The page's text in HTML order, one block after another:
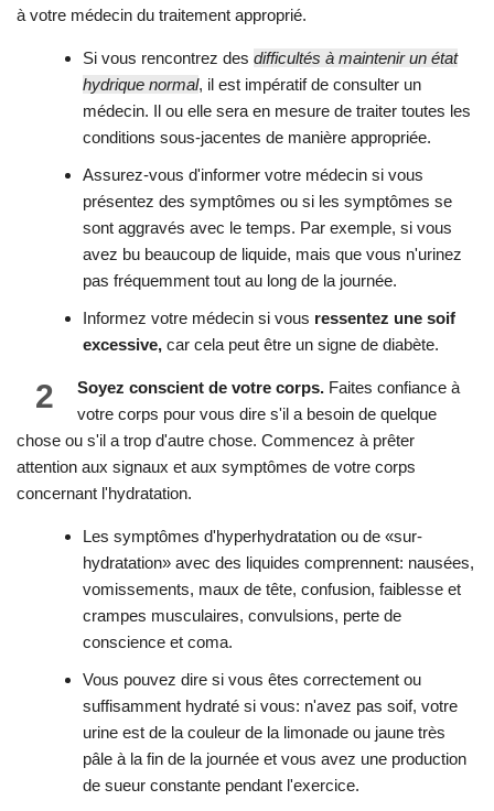
à votre médecin du traitement approprié.
Si vous rencontrez des difficultés à maintenir un état
hydrique normal, il est impératif de consulter un
médecin. Il ou elle sera en mesure de traiter toutes les
conditions sous-jacentes de manière appropriée.
Assurez-vous d'informer votre médecin si vous
présentez des symptômes ou si les symptômes se
sont aggravés avec le temps. Par exemple, si vous
avez bu beaucoup de liquide, mais que vous n'urinez
pas fréquemment tout au long de la journée.
Informez votre médecin si vous ressentez une soif
excessive, car cela peut être un signe de diabète.
2 Soyez conscient de votre corps. Faites confiance à
votre corps pour vous dire s'il a besoin de quelque
chose ou s'il a trop d'autre chose. Commencez à prêter
attention aux signaux et aux symptômes de votre corps
concernant l'hydratation.
Les symptômes d'hyperhydratation ou de «sur-
hydratation» avec des liquides comprennent: nausées,
vomissements, maux de tête, confusion, faiblesse et
crampes musculaires, convulsions, perte de
conscience et coma.
Vous pouvez dire si vous êtes correctement ou
suffisamment hydraté si vous: n'avez pas soif, votre
urine est de la couleur de la limonade ou jaune très
pâle à la fin de la journée et vous avez une production
de sueur constante pendant l'exercice.